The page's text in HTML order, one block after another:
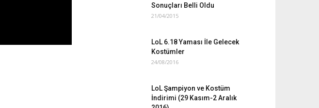
Sonuçları Belli Oldu
21/04/2015
LoL 6.18 Yaması İle Gelecek
Kostümler
24/08/2016
LoL Şampiyon ve Kostüm
İndirimi (29 Kasım-2 Aralık